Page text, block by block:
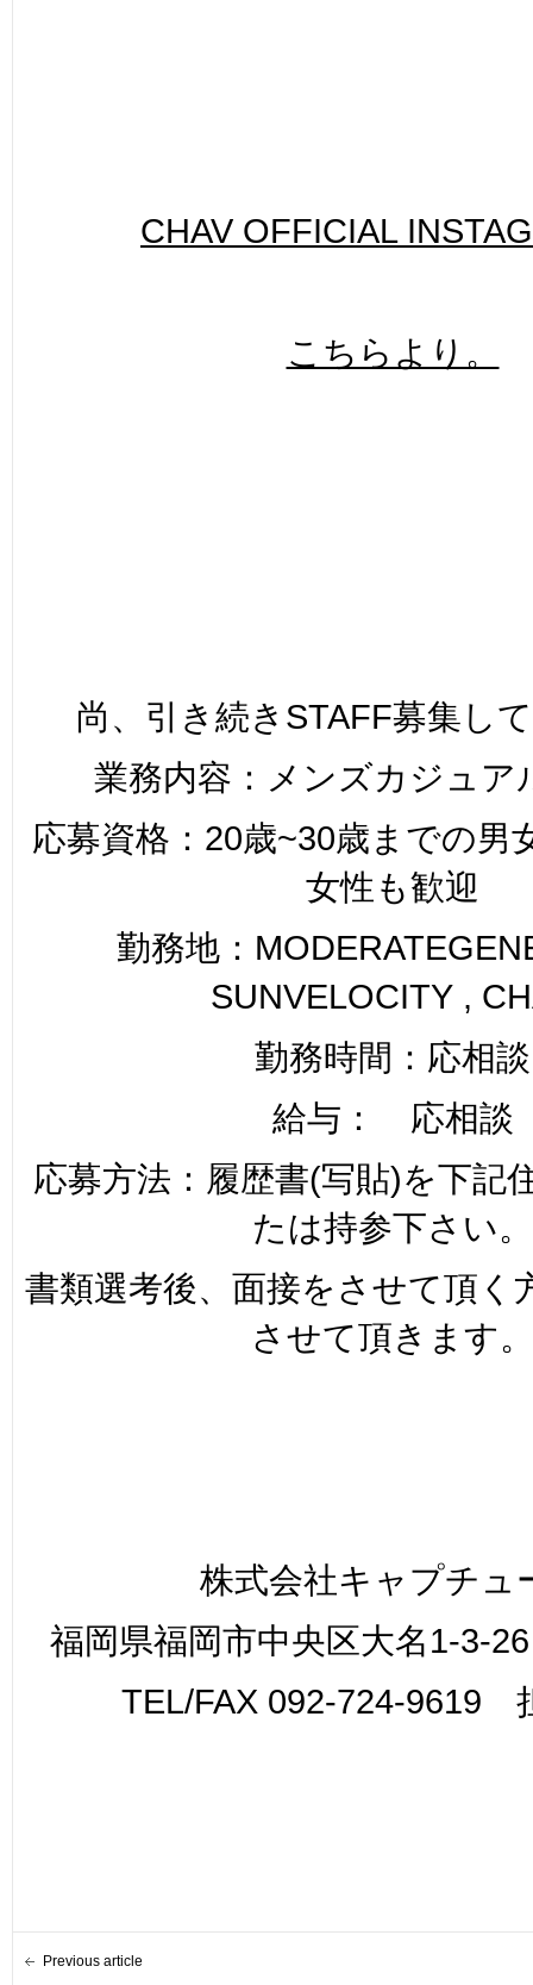
CHAV OFFICIAL
こちらより。
尚、引き続きSTAFF募集し
業務内容：メンズカジュア
応募資格：20歳~30歳までの
女性も歓迎
勤務地：
SUNVELOCITY ,
勤務時間：応相談
給与： 応相談
応募方法：履歴書(写貼)を下記
たは持参下さい。
書類選考後、面接をさせて頂く
させて頂きます。
株式会社キャプチュ
福岡県福岡市中央区大名1-3-
TEL/FAX 092-724-9619
Previous article